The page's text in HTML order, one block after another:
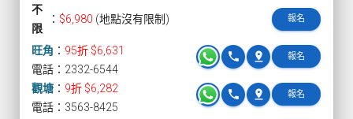
不
限
： $6,980 (地點沒有限制) 報名
旺角 ： 95折 $6,631 報名
pin_drop
phone
電話：2332-6544
觀塘 ： 9折 $6,282 報名
pin_drop
phone
電話：3563-8425